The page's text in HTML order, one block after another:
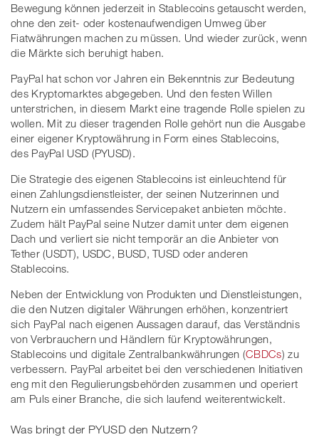
Bewegung können jederzeit in Stablecoins getauscht werden,
ohne den zeit- oder kostenaufwendigen Umweg über
Fiatwährungen machen zu müssen. Und wieder zurück, wenn
die Märkte sich beruhigt haben.
PayPal hat schon vor Jahren ein Bekenntnis zur Bedeutung
des Kryptomarktes abgegeben. Und den festen Willen
unterstrichen, in diesem Markt eine tragende Rolle spielen zu
wollen. Mit zu dieser tragenden Rolle gehört nun die Ausgabe
einer eigener Kryptowährung in Form eines Stablecoins,
des PayPal USD (PYUSD).
Die Strategie des eigenen Stablecoins ist einleuchtend für
einen Zahlungsdienstleister, der seinen Nutzerinnen und
Nutzern ein umfassendes Servicepaket anbieten möchte.
Zudem hält PayPal seine Nutzer damit unter dem eigenen
Dach und verliert sie nicht temporär an die Anbieter von
Tether (USDT), USDC, BUSD, TUSD oder anderen
Stablecoins.
Neben der Entwicklung von Produkten und Dienstleistungen,
die den Nutzen digitaler Währungen erhöhen, konzentriert
sich PayPal nach eigenen Aussagen darauf, das Verständnis
von Verbrauchern und Händlern für Kryptowährungen,
Stablecoins und digitale Zentralbankwährungen (CBDCs) zu
verbessern. PayPal arbeitet bei den verschiedenen Initiativen
eng mit den Regulierungsbehörden zusammen und operiert
am Puls einer Branche, die sich laufend weiterentwickelt.
Was bringt der PYUSD den Nutzern?